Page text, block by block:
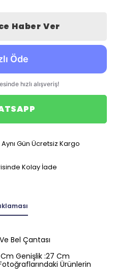
Haber Ver
Gün Ücretsiz Kargo
Kolay İade
Bel Çantası
Cm Genişlik :27 Cm
Ürünlerin